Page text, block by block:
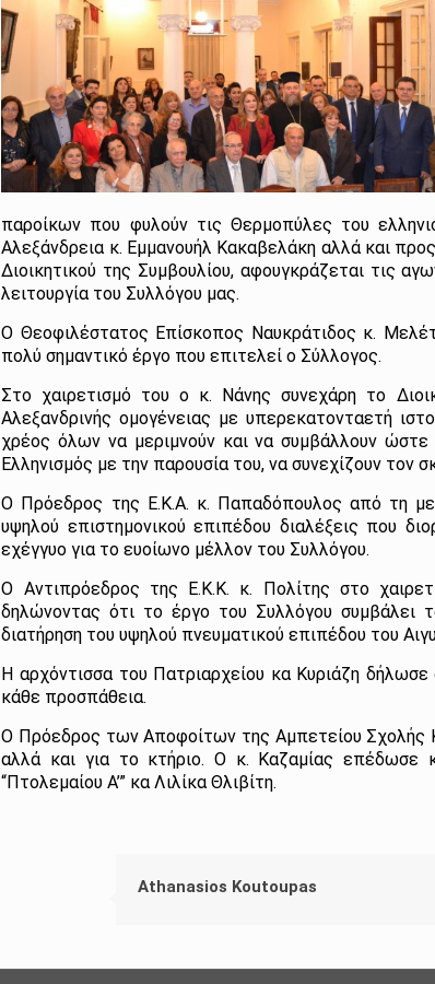
παροίκων που φυλούν τις Θερμοπύλες του
Αλεξάνδρεια κ. Εμμανουήλ Κακαβελάκη αλλά και
Διοικητικού της Συμβουλίου, αφουγκράζεται τις
λειτουργία του Συλλόγου μας.
Ο Θεοφιλέστατος Επίσκοπος Ναυκράτιδος κ.
πολύ σημαντικό έργο που επιτελεί ο Σύλλογος.
Στο χαιρετισμό του ο κ. Νάνης συνεχάρη το
Αλεξανδρινής ομογένειας με υπερεκατονταετή
χρέος όλων να μεριμνούν και να συμβάλλουν ώστε
Ελληνισμός με την παρουσία του, να συνεχίζουν τον
Ο Πρόεδρος της Ε.Κ.Α. κ. Παπαδόπουλος από τη
υψηλού επιστημονικού επιπέδου διαλέξεις που
εχέγγυο για το ευοίωνο μέλλον του Συλλόγου.
Ο Αντιπρόεδρος της Ε.Κ.Κ. κ. Πολίτης στο
δηλώνοντας ότι το έργο του Συλλόγου συμβάλει
διατήρηση του υψηλού πνευματικού επιπέδου του
Η αρχόντισσα του Πατριαρχείου κα Κυριάζη δήλωσε
κάθε προσπάθεια.
Ο Πρόεδρος των Αποφοίτων της Αμπετείου Σχολής
αλλά και για το κτήριο. Ο κ. Καζαμίας επέδωσε
“Πτολεμαίου Α’” κα Λιλίκα Θλιβίτη.
Athanasios Koutoupas